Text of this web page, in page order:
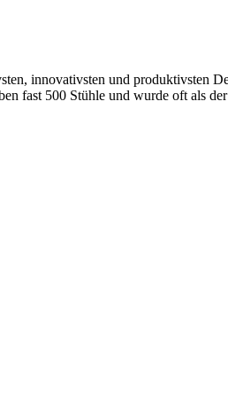
innovativsten und produktivsten
fast 500 Stühle und wurde oft als